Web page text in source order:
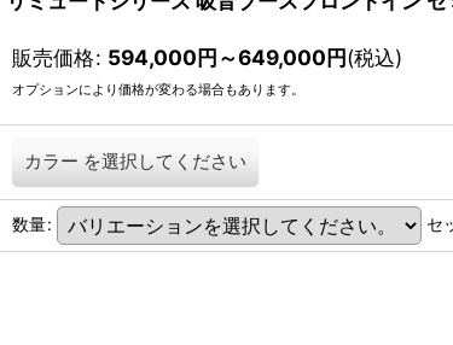
販売価格: 594,000円～649,000円(税込)
オプションにより価格が変わる場合もあります。
カラー を選択してください
数量: セ